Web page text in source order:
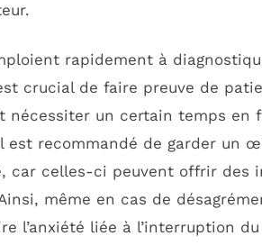
rapidement à
crucial de faire preuve de
nécessiter un certain temps en
recommandé de garder un
car celles-ci peuvent offrir des
même en cas de
l’anxiété liée à l’interruption